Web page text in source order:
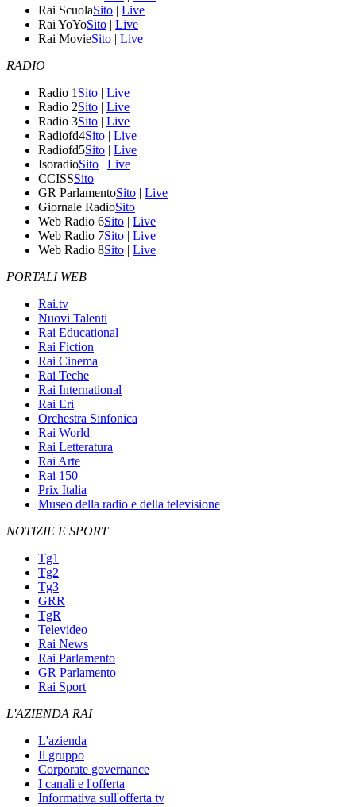
Rai ScuolaSito | Live
Rai YoYoSito | Live
Rai MovieSito | Live
RADIO
Radio 1 Sito | Live
Radio 2Sito | Live
Radio 3Sito | Live
Radiofd4Sito | Live
Radiofd5Sito | Live
IsoradioSito | Live
CCISSSito
GR ParlamentoSito | Live
Giornale RadioSito
Web Radio 6Sito | Live
Web Radio 7Sito | Live
Web Radio 8Sito | Live
PORTALI WEB
Rai.tv
Nuovi Talenti
Rai Educational
Rai Fiction
Rai Cinema
Rai Teche
Rai International
Rai Eri
Orchestra Sinfonica
Rai World
Rai Letteratura
Rai Arte
Rai 150
Prix Italia
Museo della radio e della televisione
NOTIZIE E SPORT
Tg1
Tg2
Tg3
GRR
TgR
Televideo
Rai News
Rai Parlamento
GR Parlamento
Rai Sport
L'AZIENDA RAI
L'azienda
Il gruppo
Corporate governance
I canali e l'offerta
Informativa sull'offerta tv